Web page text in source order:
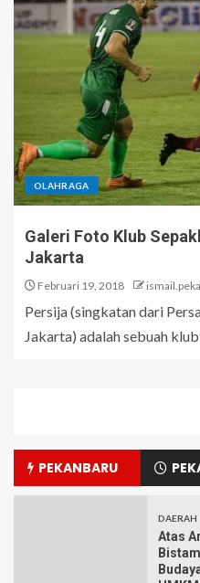
OLAHRAGA
Galeri Foto Klub
Jakarta
Februari 19, 2018
Persija (singkatan dari
Jakarta) adalah sebuah
PEKANBARU
DAERAH
Atas